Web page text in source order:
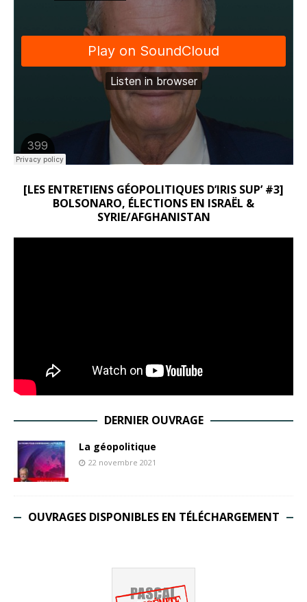
[LES ENTRETIENS GÉOPOLITIQUES D’IRIS SUP’ #3]
BOLSONARO, ÉLECTIONS EN ISRAËL &
SYRIE/AFGHANISTAN
DERNIER OUVRAGE
La géopolitique
22 novembre 2021
OUVRAGES DISPONIBLES EN TÉLÉCHARGEMENT